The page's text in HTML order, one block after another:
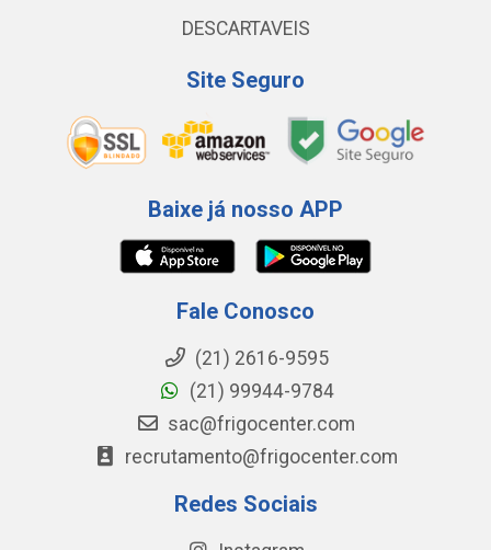
DESCARTAVEIS
Site Seguro
Baixe já nosso APP
Fale Conosco
(21) 2616-9595
(21) 99944-9784
sac@frigocenter.com
recrutamento@frigocenter.com
Redes Sociais